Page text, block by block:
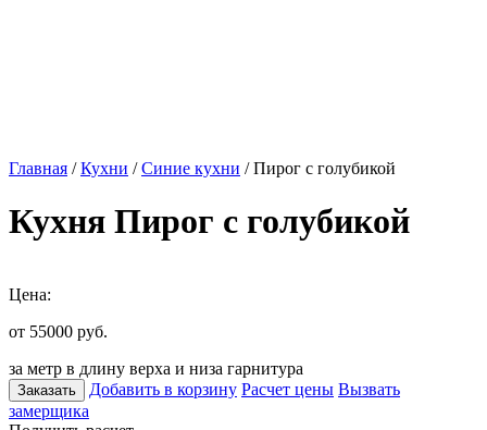
Главная /Кухни /Синие кухни / Пирог с голубикой
Кухня Пирог с голубикой
Цена:
от 55000 руб.
за метр в длину верха и низа гарнитура
Заказать Добавить в корзину Расчет цены Вызвать
замерщика